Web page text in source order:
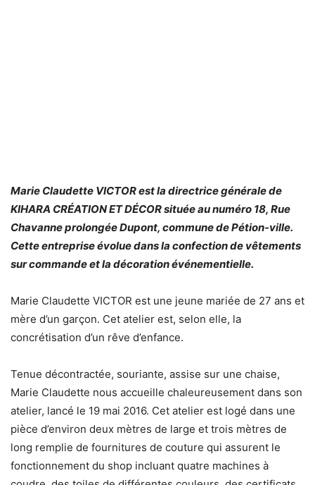
Marie Claudette VICTOR est la directrice générale de
KIHARA CRÉATION ET DÉCOR située au numéro 18, Rue
Chavanne prolongée Dupont, commune de Pétion-ville.
Cette entreprise évolue dans la confection de vêtements
sur commande et la décoration événementielle.
Marie Claudette VICTOR est une jeune mariée de 27 ans et
mère d’un garçon. Cet atelier est, selon elle, la
concrétisation d’un rêve d’enfance.
Tenue décontractée, souriante, assise sur une chaise,
Marie Claudette nous accueille chaleureusement dans son
atelier, lancé le 19 mai 2016. Cet atelier est logé dans une
pièce d’environ deux mètres de large et trois mètres de
long remplie de fournitures de couture qui assurent le
fonctionnement du shop incluant quatre machines à